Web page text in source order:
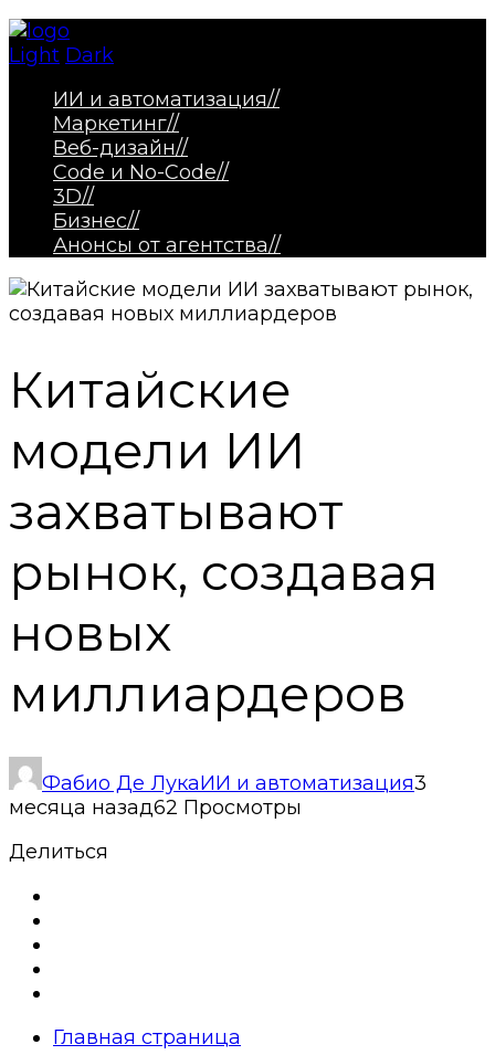
Light Dark
ИИ и автоматизация//
Маркетинг//
Веб-дизайн//
Code и No-Code//
3D//
Бизнес//
Анонсы от агентства//
Китайские
модели ИИ
захватывают
рынок, создавая
новых
миллиардеров
Фабио Де ЛукаИИ и автоматизация3
месяца назад62 Просмотры
Делиться
Главная страница